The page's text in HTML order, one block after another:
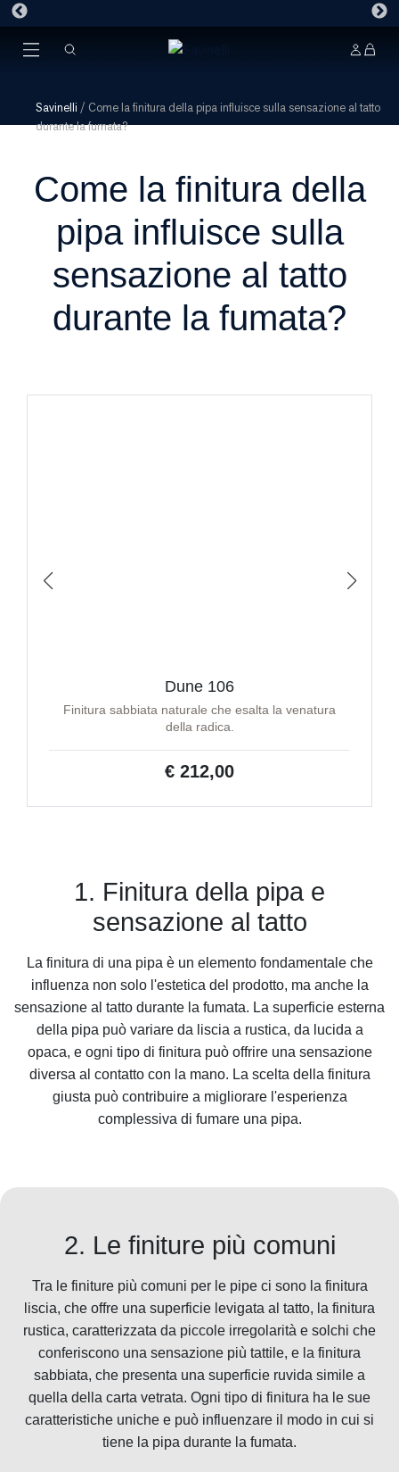
Savinelli / Come la finitura della pipa influisce sulla sensazione al tatto
durante la fumata?
Come la finitura della
pipa influisce sulla
sensazione al tatto
durante la fumata?
Dune 106
Finitura sabbiata naturale che esalta la venatura
della radica.
€ 212,00
1. Finitura della pipa e
sensazione al tatto
La finitura di una pipa è un elemento fondamentale che
influenza non solo l'estetica del prodotto, ma anche la
sensazione al tatto durante la fumata. La superficie esterna
della pipa può variare da liscia a rustica, da lucida a
opaca, e ogni tipo di finitura può offrire una sensazione
diversa al contatto con la mano. La scelta della finitura
giusta può contribuire a migliorare l'esperienza
complessiva di fumare una pipa.
2. Le finiture più comuni
Tra le finiture più comuni per le pipe ci sono la finitura
liscia, che offre una superficie levigata al tatto, la finitura
rustica, caratterizzata da piccole irregolarità e solchi che
conferiscono una sensazione più tattile, e la finitura
sabbiata, che presenta una superficie ruvida simile a
quella della carta vetrata. Ogni tipo di finitura ha le sue
caratteristiche uniche e può influenzare il modo in cui si
tiene la pipa durante la fumata.